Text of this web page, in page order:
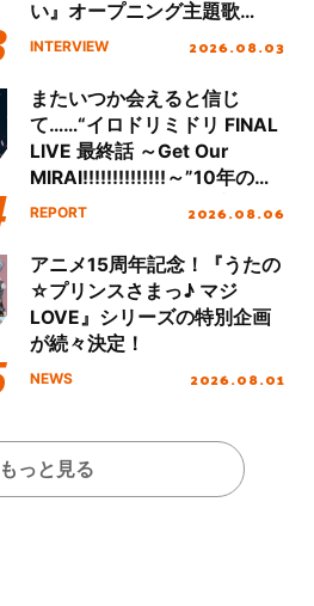
い』オープニング主題歌
「Amore」インタビュー
INTERVIEW 2026.08.03
またいつか会えると信じ
て……“イロドリミドリ FINAL
LIVE 最終話 ～Get Our
MIRAI!!!!!!!!!!!!!!～”10年の活
動を経てファイナルを迎える
REPORT 2026.08.06
アニメ15周年記念！『うたの
☆プリンスさまっ♪ マジ
LOVE』シリーズの特別企画
が続々決定！
NEWS 2026.08.01
もっと見る